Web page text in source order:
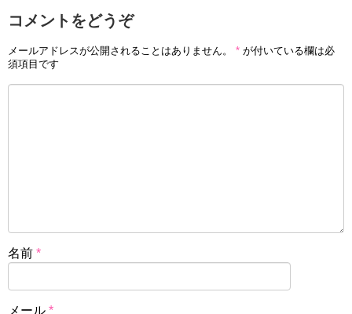
コメントをどうぞ
メールアドレスが公開されることはありません。 * が付いている欄は必
須項目です
名前 *
メール *